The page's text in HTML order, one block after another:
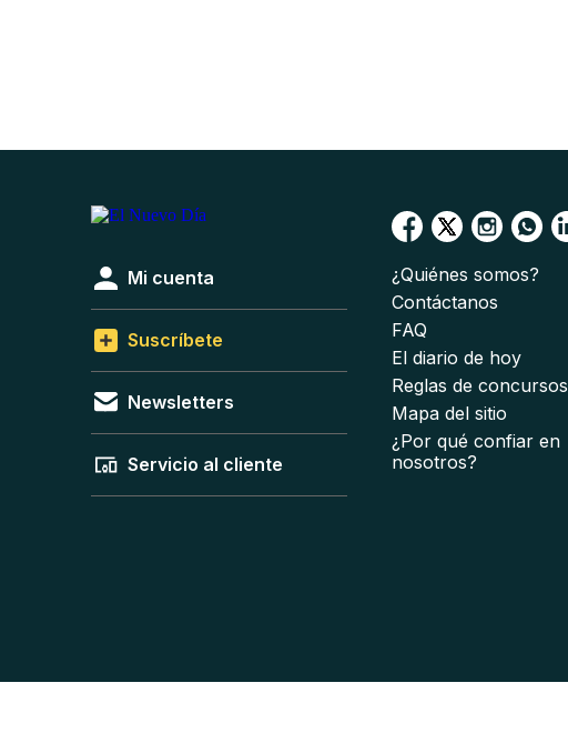
Mi cuenta
Suscríbete
Newsletters
Servicio al cliente
¿Quiénes somos?
Contáctanos
FAQ
El diario de hoy
Reglas de concursos
Mapa del sitio
¿Por qué confiar en
nosotros?